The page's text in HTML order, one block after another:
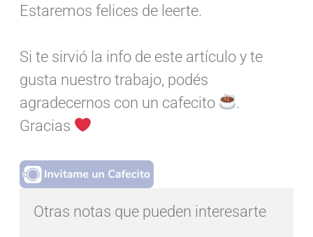
Estaremos felices de leerte.
Si te sirvió la info de este artículo y te
gusta nuestro trabajo, podés
agradecernos con un cafecito
.
Gracias
Otras notas que pueden interesarte